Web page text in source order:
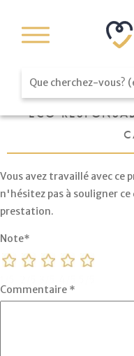
DÉPOSER UN
ÉCO-
Vous avez travaillé avec ce
n'hésitez pas à souligner ce
prestation.
Note*
Commentaire *